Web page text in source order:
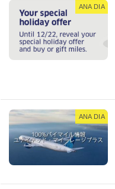
ANA DIA
ANA DIA